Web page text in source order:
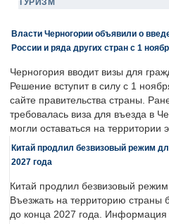
ТУРИЗМ
Власти Черногории объявили о
России и ряда других стран с 1
Черногория вводит визы для
Решение вступит в силу с 1
сайте правительства страны.
требовалась виза для въезда в
могли оставаться на территории
Китай продлил безвизовый режим
2027 года
Китай продлил безвизовый
Въезжать на территорию страны
до конца 2027 года. Информация